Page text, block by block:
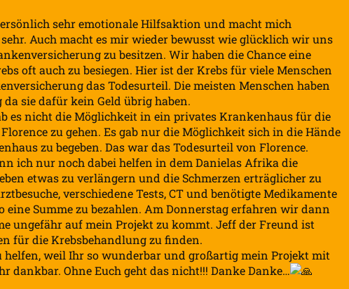
sehr emotionale Hilfsaktion und macht mich
Auch macht es mir wieder bewusst wie glücklich wir uns
zu besitzen. Wir haben die Chance eine
oft auch zu besiegen. Hier ist der Krebs für viele Menschen
das Todesurteil. Die meisten Menschen haben
sie dafür kein Geld übrig haben.
es nicht die Möglichkeit in ein privates Krankenhaus für die
zu gehen. Es gab nur die Möglichkeit sich in die Hände
zu begeben. Das war das Todesurteil von Florence.
ich nur noch dabei helfen in dem Danielas Afrika die
etwas zu verlängern und die Schmerzen erträglicher zu
verschiedene Tests, CT und benötigte Medikamente
eine Summe zu bezahlen. Am Donnerstag erfahren wir dann
ungefähr auf mein Projekt zu kommt. Jeff der Freund ist
für die Krebsbehandlung zu finden.
weil Ihr so wunderbar und großartig mein Projekt mit
dankbar. Ohne Euch geht das nicht!!! Danke Danke…